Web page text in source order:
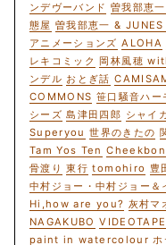
ンデヴーバンド 曽我部恵
態屋 曽我部恵一 & JUNES
アニメーションズ ALOHA
レキコミック 岡林風穂
ンデル おとぎ話
COMMONS 笹口騒音ハー
シーズ 島津田四郎 シャイ
Superyou 世界のきたの
Tam Yos Ten
骨渡り 東行 tomohiro 豊
中村ジョー・中村ジョー＆
Hi,how are you? 灰村マ
NAGAKUBO
paint in watercolour ホ